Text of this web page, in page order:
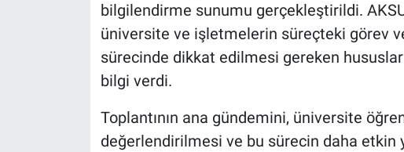
bilgilendirme sunumu gerçekleştirildi.
üniversite ve işletmelerin süreçteki görev
sürecinde dikkat edilmesi gereken hususlar
bilgi verdi.
Toplantının ana gündemini, üniversite
değerlendirilmesi ve bu sürecin daha